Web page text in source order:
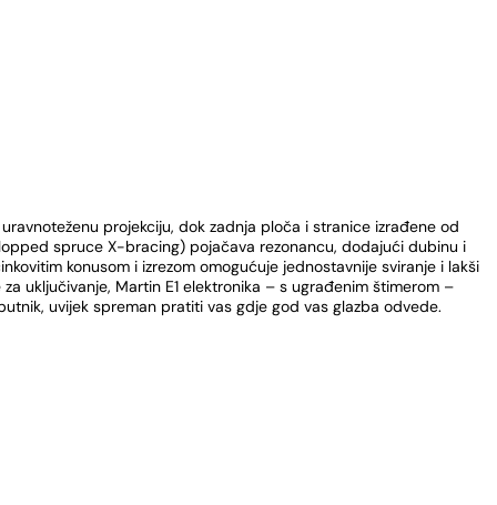
projekciju, dok zadnja ploča i stranice izrađene od
spruce X-bracing) pojačava rezonancu, dodajući dubinu i
konusom i izrezom omogućuje jednostavnije sviranje i lakši
uključivanje, Martin E1 elektronika – s ugrađenim štimerom –
uvijek spreman pratiti vas gdje god vas glazba odvede.